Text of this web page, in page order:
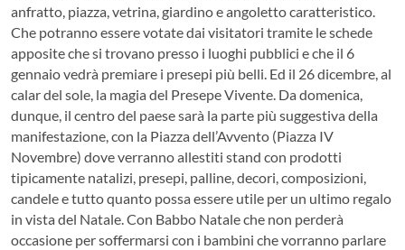
anfratto, piazza, vetrina, giardino e angoletto caratteristico.
Che potranno essere votate dai visitatori tramite le schede
apposite che si trovano presso i luoghi pubblici e che il 6
gennaio vedrà premiare i presepi più belli. Ed il 26 dicembre, al
calar del sole, la magia del Presepe Vivente. Da domenica,
dunque, il centro del paese sarà la parte più suggestiva della
manifestazione, con la Piazza dell’Avvento (Piazza IV
Novembre) dove verranno allestiti stand con prodotti
tipicamente natalizi, presepi, palline, decori, composizioni,
candele e tutto quanto possa essere utile per un ultimo regalo
in vista del Natale. Con Babbo Natale che non perderà
occasione per soffermarsi con i bambini che vorranno parlare